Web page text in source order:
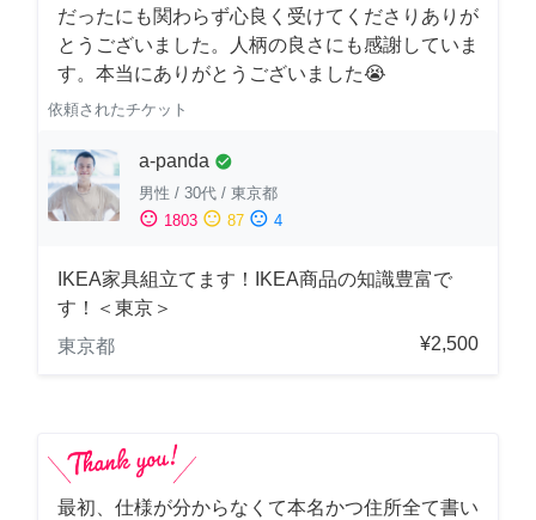
だったにも関わらず心良く受けてくださりありが
とうございました。人柄の良さにも感謝していま
す。本当にありがとうございました😭
依頼されたチケット
a-panda check_circle
男性 / 30代 / 東京都
sentiment_satisfied 1803 sentiment_neutral 87 sentiment_dissatisfied 4
IKEA家具組立てます！IKEA商品の知識豊富で
す！＜東京＞
東京都
¥2,500
最初、仕様が分からなくて本名かつ住所全て書い